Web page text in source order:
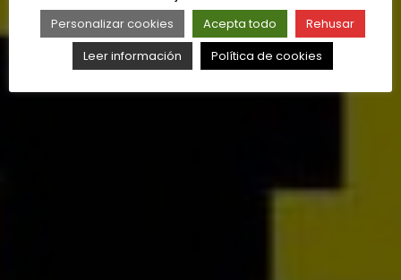
Personalizar cookies Acepta todo
Rehusar
Leer información
Política de cookies